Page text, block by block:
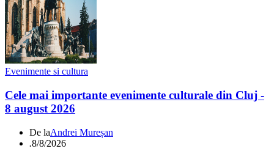
Evenimente si cultura
Cele mai importante evenimente culturale din Cluj -
8 august 2026
De laAndrei Mureșan
.8/8/2026